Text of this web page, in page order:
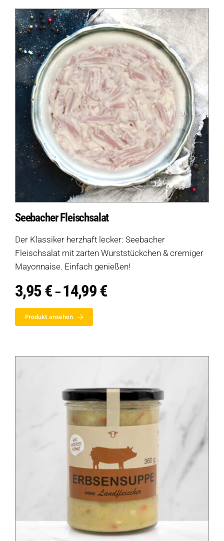
Seebacher Fleischsalat
Der Klassiker herzhaft lecker: Seebacher
Fleischsalat mit zarten Wurststückchen & cremiger
Mayonnaise. Einfach genießen!
3,95€ – 14,99€Preisspanne:
3,95 €
Produkt ansehen